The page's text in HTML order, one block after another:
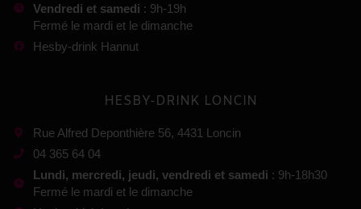
Vendredi et samedi : 9h-19h
Fermé le mardi et le dimanche
Hesby-drink Hannut
HESBY-DRINK LONCIN
Rue Alfred Deponthière 56, 4431 Loncin
04 365 64 04
Lundi, mercredi, jeudi, vendredi et samedi : 9h-18h30
Fermé le mardi et le dimanche